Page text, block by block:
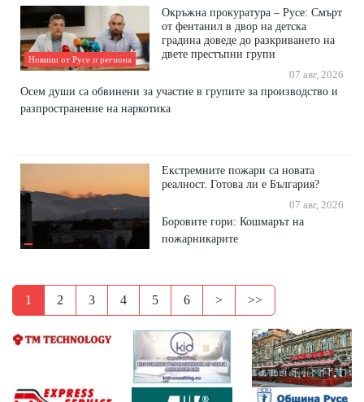
Новини от Русе и региона
Окръжна прокуратура – Русе: Смърт
от фентанил в двор на детска
градина доведе до разкриването на
двете престъпни групи
07 авг, 2026
Осем души са обвинени за участие в групите за производство и
разпространение на наркотика
Екстремните пожари са новата
реалност. Готова ли е България?
07 авг, 2026
Боровите гори: Кошмарът на
пожарникарите
1 2 3 4 5 6 > >>